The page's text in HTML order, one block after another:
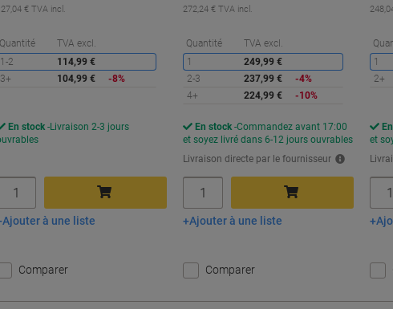
€ TVA incl.
Quantité TVA excl.
Économies
1-2
114,99 €
3+
104,99 € -8%
En stock Livraison 2-3 jours
Ajouter au panier
Ajouter à une liste
Comparer
272,24 € TVA incl.
Quantité TVA excl.
1
249,99 €
2-3
237,99 €
-4%
4+
224,99 € -10%
En stock Commandez avant 17:00
et soyez livré dans 6-12 jours ouvrables
Livraison directe par le fournisseur
Ajouter au panier
Ajouter à une liste
Comparer
1
2+
et